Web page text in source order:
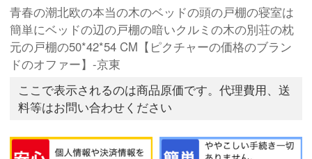
青春の潮北欧の本当の木のベッドの頭の戸棚の寝室は
簡単にベッドの辺の戸棚の暗いクルミの木の別荘の枕
元の戸棚の50*42*54 CM【ピクチャーの価格のブラン
ドのオファー】-京東
ここで表示されるのは商品原価です。代理費用、送
料等はお問い合わせください